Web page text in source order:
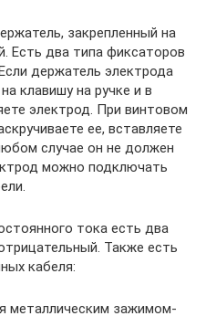
закрепленный на
Есть два типа фиксаторов
держатель электрода
клавишу на ручке и в
электрод. При винтовом
ее, вставляете
случае он не должен
можно подключать
тока есть два
Также есть
кабеля:
металлическим зажимом-